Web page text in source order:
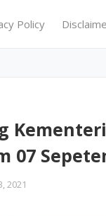
Policy
07
2021